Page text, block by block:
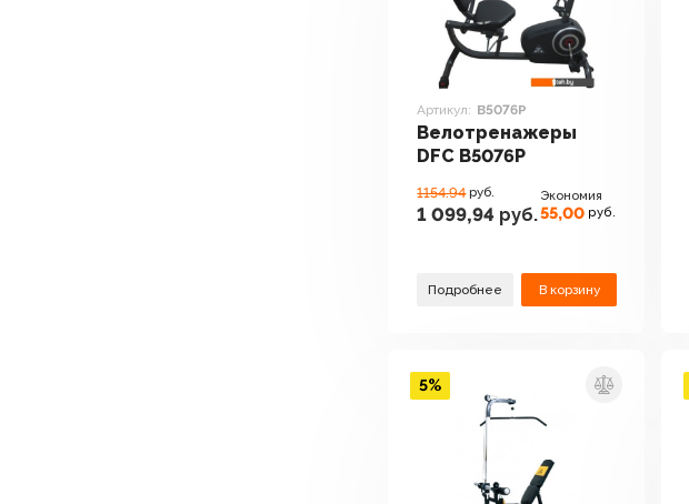
Артикул: B5076P
Велотренажеры
DFC B5076P
1154.94 руб.
1 099,94 руб.
Экономия
55,00 руб.
Подробнее В корзину
5%